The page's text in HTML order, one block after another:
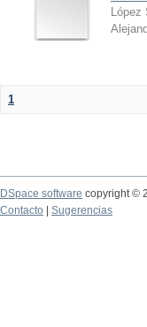
López
1
DSpace software copyright ©
Contacto
Sugerencias